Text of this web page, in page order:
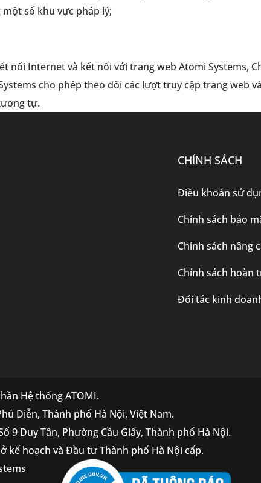
số khu vực pháp lý;
nối Internet và kết nối với trang web Atomi Systems,
cho phép theo dõi các lượt truy cập trang web
tự.
CHÍNH SÁCH
Điều khoản sử
Chính sách bảo
Chính sách nâng
Chính sách hoàn
Đối tác kinh
Hệ thống ATOMI.
Diễn, Thành phố Hà Nội, Việt Nam.
9 Duy Tân, Phường Cầu Giấy, Thành phố Hà Nội.
kế hoạch và Đầu tư Thành phố Hà Nội cấp.